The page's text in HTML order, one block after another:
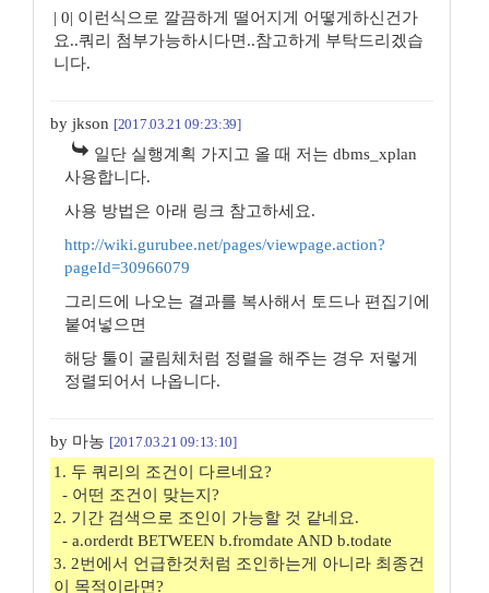
| 0| 이런식으로 깔끔하게 떨어지게 어떻게하신건가
요..쿼리 첨부가능하시다면..참고하게 부탁드리겠습
니다.
by jkson [2017.03.21 09:23:39]
일단 실행계획 가지고 올 때 저는 dbms_xplan
사용합니다.
사용 방법은 아래 링크 참고하세요.
http://wiki.gurubee.net/pages/viewpage.action?
pageId=30966079
그리드에 나오는 결과를 복사해서 토드나 편집기에
붙여넣으면
해당 툴이 굴림체처럼 정렬을 해주는 경우 저렇게
정렬되어서 나옵니다.
by 마농 [2017.03.21 09:13:10]
1. 두 쿼리의 조건이 다르네요?
- 어떤 조건이 맞는지?
2. 기간 검색으로 조인이 가능할 것 같네요.
- a.orderdt BETWEEN b.fromdate AND b.todate
3. 2번에서 언급한것처럼 조인하는게 아니라 최종건
이 목적이라면?